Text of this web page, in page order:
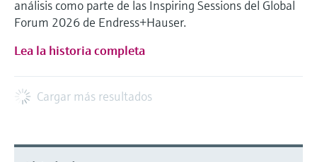
análisis como parte de las Inspiring Sessions del Global
Forum 2026 de Endress+Hauser.
Lea la historia completa
Cargar más resultados